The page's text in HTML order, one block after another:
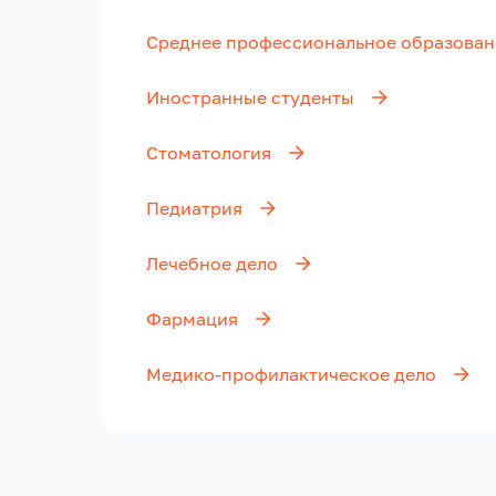
Среднее профессиональное
Иностранные студенты
Стоматология
Педиатрия
Лечебное дело
Фармация
Медико-профилактическое дело